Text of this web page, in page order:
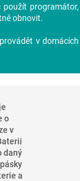
programátor,
obnovit.
v domácích
o
v
daný
a